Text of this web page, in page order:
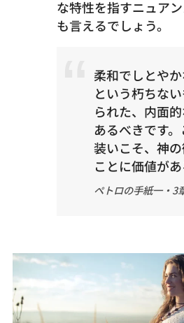
な特性を指すニュア
も言えるでしょう。
柔和でしとや
という朽ちな
られた、内面
あるべきです
装いこそ、神
ことに価値があ
ペトロの手紙一・3